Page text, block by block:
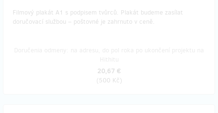
Filmový plakát A1 s podpisem tvůrců. Plakát budeme zasílat
doručovací službou – poštovné je zahrnuto v ceně.
20,67 €
(500 Kč)